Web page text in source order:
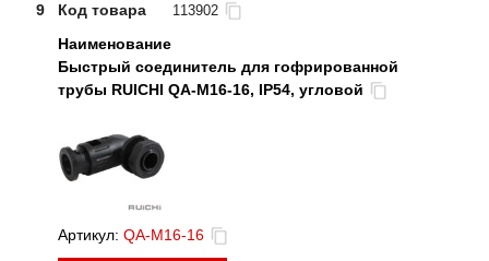
9 Код товара 113902
Быстрый соединитель для гофрированной
трубы RUICHI QA-M16-16, IP54, угловой
Артикул: QA-M16-16